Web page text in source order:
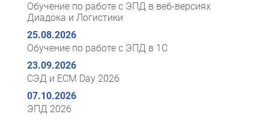
Обучение по работе с ЭПД в веб-версиях
Диадока и Логистики
25.08.2026
Обучение по работе с ЭПД в 1С
23.09.2026
СЭД и ECM Day 2026
07.10.2026
ЭПД 2026